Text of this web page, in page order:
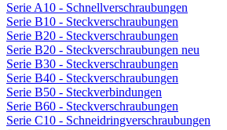
Serie A10 - Schnellverschraubungen
Serie B10 - Steckverschraubungen
Serie B20 - Steckverschraubungen
Serie B20 - Steckverschraubungen neu
Serie B30 - Steckverschraubungen
Serie B40 - Steckverschraubungen
Serie B50 - Steckverbindungen
Serie B60 - Steckverschraubungen
Serie C10 - Schneidringverschraubungen